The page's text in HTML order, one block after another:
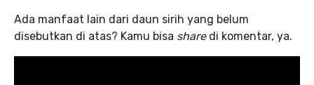
Ada manfaat lain dari daun sirih yang belum
disebutkan di atas? Kamu bisa share di komentar, ya.